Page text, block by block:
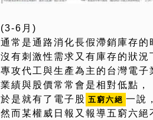
(3-6月)
通常是通路消化長假滯銷庫存的
沒有刺激性需求又有庫存的狀況
專攻代工與生產為主的台灣電子
業績與股價常常會是相對低點，
於是就有了電子股 五窮六絕 一說
然而某權威日報又報導五窮六絕